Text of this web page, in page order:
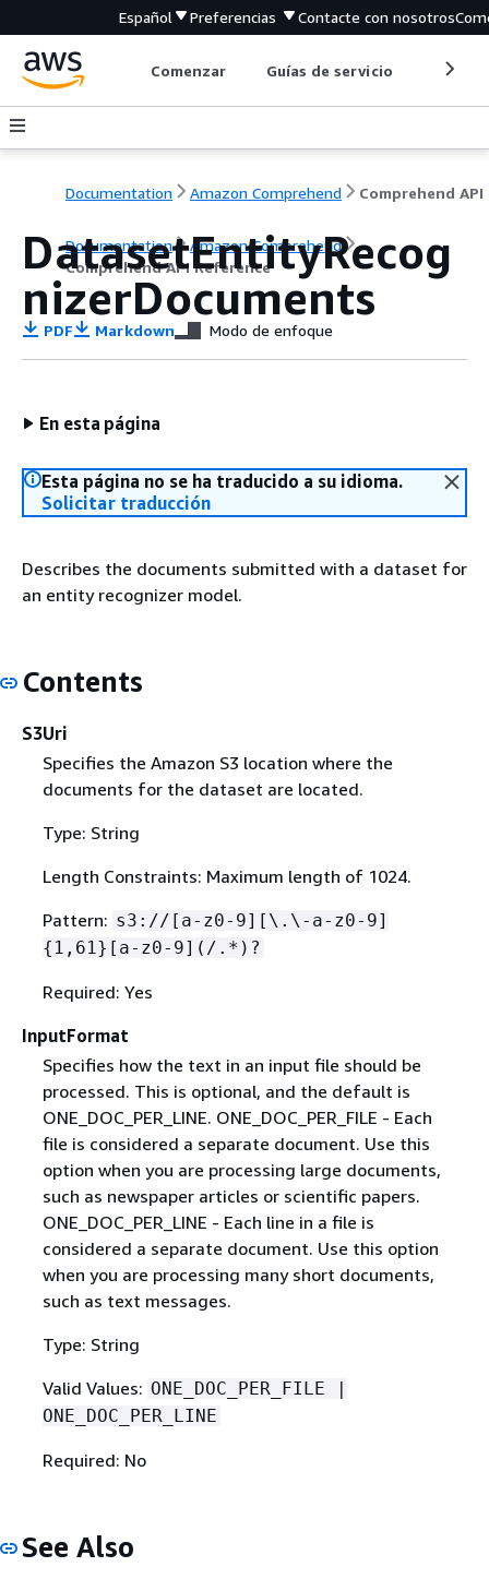
Español Preferencias Contacte con nosotros
Comenzar Guías de servicio
Documentation Amazon Comprehend
Documentation
Amazon Comprehend
Comprehend API Reference
DatasetEntityRecog
nizerDocuments
PDF Markdown Modo de enfoque
En esta página
Esta página no se ha traducido a su idioma.
Solicitar traducción
Describes the documents submitted with a dataset for
an entity recognizer model.
Contents
S3Uri
Specifies the Amazon S3 location where the
documents for the dataset are located.
Type: String
Length Constraints: Maximum length of 1024.
Pattern: s3://[a-z0-9][\.\-a-z0-9]
{ 1,61}[a-z0-9](/.*)?
Required: Yes
InputFormat
Specifies how the text in an input file should be
processed. This is optional, and the default is
ONE_DOC_PER_LINE. ONE_DOC_PER_FILE - Each
file is considered a separate document. Use this
option when you are processing large documents,
such as newspaper articles or scientific papers.
ONE_DOC_PER_LINE - Each line in a file is
considered a separate document. Use this option
when you are processing many short documents,
such as text messages.
Type: String
Valid Values: ONE_DOC_PER_FILE |
ONE_DOC_PER_LINE
Required: No
See Also